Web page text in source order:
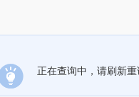
正在查询中，请刷新重